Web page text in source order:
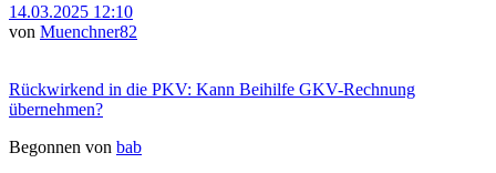
14.03.2025 12:10
von Muenchner82
Rückwirkend in die PKV: Kann Beihilfe GKV-Rechnung
übernehmen?
Begonnen von bab